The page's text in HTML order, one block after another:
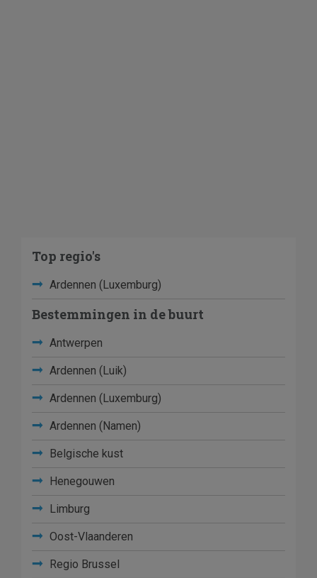
Top regio's
Ardennen (Luxemburg)
Bestemmingen in de buurt
Antwerpen
Ardennen (Luik)
Ardennen (Luxemburg)
Ardennen (Namen)
Belgische kust
Henegouwen
Limburg
Oost-Vlaanderen
Regio Brussel